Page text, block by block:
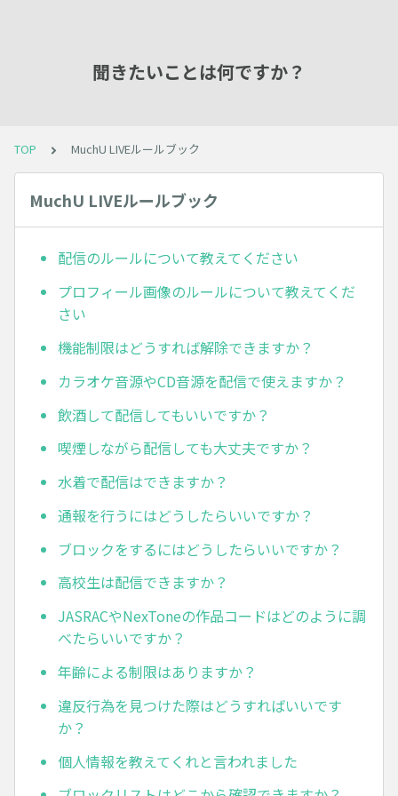
聞きたいことは何ですか？
TOP MuchU LIVEルールブック
MuchU LIVEルールブック
配信のルールについて教えてください
プロフィール画像のルールについて教えてくだ
さい
機能制限はどうすれば解除できますか？
カラオケ音源やCD音源を配信で使えますか？
飲酒して配信してもいいですか？
喫煙しながら配信しても大丈夫ですか？
水着で配信はできますか？
通報を行うにはどうしたらいいですか？
ブロックをするにはどうしたらいいですか？
高校生は配信できますか？
JASRACやNexToneの作品コードはどのように調
べたらいいですか？
年齢による制限はありますか？
違反行為を見つけた際はどうすればいいです
か？
個人情報を教えてくれと言われました